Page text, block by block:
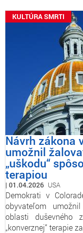
KULTÚRA SMRTI
Návrh zákona
umožnil
„uškodu“
terapiou
01.04.2026 USA
Demokrati v
obyvateľom
oblasti duševného
„konverznej“ terapie